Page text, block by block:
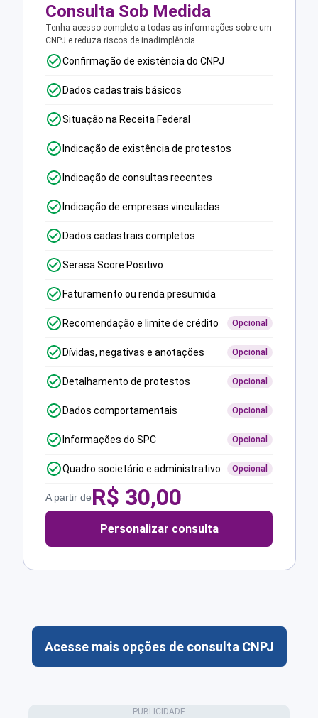
Consulta Sob Medida
Tenha acesso completo a todas as informações sobre um
CNPJ e reduza riscos de inadimplência.
Confirmação de existência do CNPJ
Dados cadastrais básicos
Situação na Receita Federal
Indicação de existência de protestos
Indicação de consultas recentes
Indicação de empresas vinculadas
Dados cadastrais completos
Serasa Score Positivo
Faturamento ou renda presumida
Recomendação e limite de crédito Opcional
Dívidas, negativas e anotações Opcional
Detalhamento de protestos Opcional
Dados comportamentais Opcional
Informações do SPC Opcional
Quadro societário e administrativo Opcional
A partir deR$ 30,00
Personalizar consulta
Acesse mais opções de consulta CNPJ